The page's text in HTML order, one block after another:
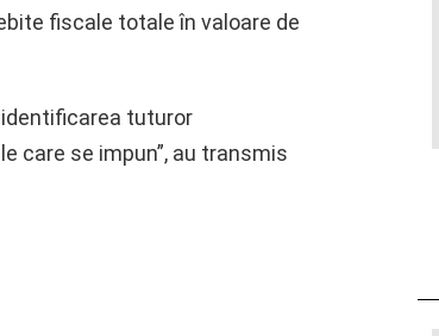
fiscale totale în valoare de
tuturor
care se impun”, au transmis